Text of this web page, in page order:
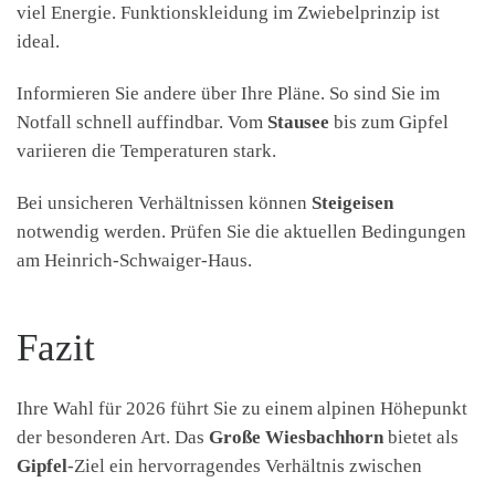
viel Energie. Funktionskleidung im Zwiebelprinzip ist
ideal.
Informieren Sie andere über Ihre Pläne. So sind Sie im
Notfall schnell auffindbar. Vom Stausee bis zum Gipfel
variieren die Temperaturen stark.
Bei unsicheren Verhältnissen können Steigeisen
notwendig werden. Prüfen Sie die aktuellen Bedingungen
am Heinrich-Schwaiger-Haus.
Fazit
Ihre Wahl für 2026 führt Sie zu einem alpinen Höhepunkt
der besonderen Art. Das Große Wiesbachhorn bietet als
Gipfel-Ziel ein hervorragendes Verhältnis zwischen